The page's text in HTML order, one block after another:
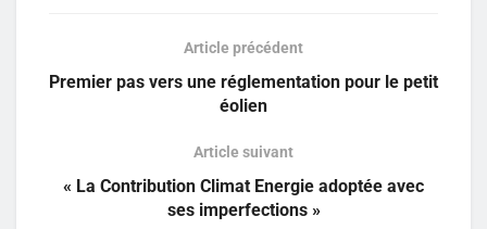
Article précédent
Premier pas vers une réglementation pour le petit
éolien
Article suivant
« La Contribution Climat Energie adoptée avec
ses imperfections »